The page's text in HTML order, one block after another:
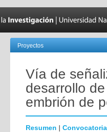
Proyectos
Vía de
desarrollo
embrión de
Resumen | Convocatoria